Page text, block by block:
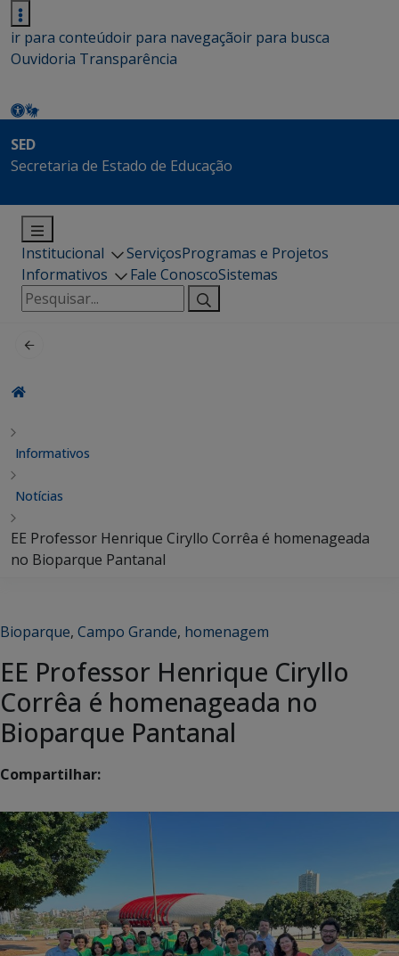
ir para conteúdoir para navegaçãoir para busca
Ouvidoria Transparência
SED
Secretaria de Estado de Educação
Institucional ServiçosProgramas e Projetos
Informativos
Fale ConoscoSistemas
Pesquisar
por:
Informativos
Notícias
EE Professor Henrique Ciryllo Corrêa é homenageada
no Bioparque Pantanal
Bioparque, Campo Grande, homenagem
EE Professor Henrique Ciryllo
Corrêa é homenageada no
Bioparque Pantanal
Compartilhar: